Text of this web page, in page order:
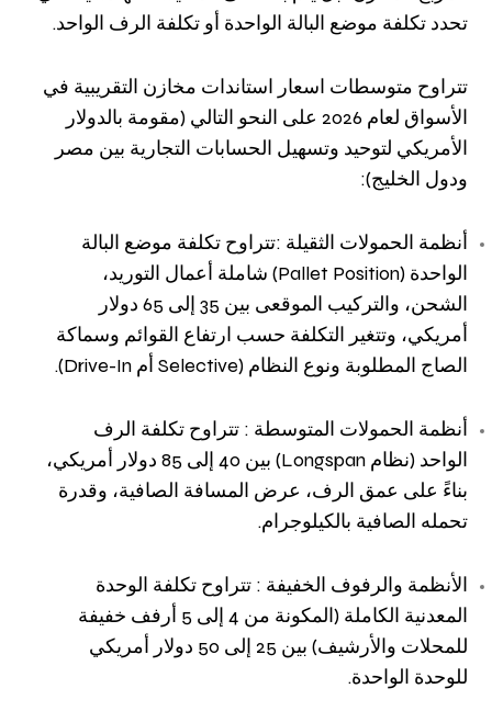
تحدد تكلفة موضع البالة الواحدة أو تكلفة الرف الواحد.
تتراوح متوسطات اسعار استاندات مخازن التقريبية في
الأسواق لعام 2026 على النحو التالي (مقومة بالدولار
الأمريكي لتوحيد وتسهيل الحسابات التجارية بين مصر
ودول الخليج):
أنظمة الحمولات الثقيلة :تتراوح تكلفة موضع البالة
الواحدة (Pallet Position) شاملة أعمال التوريد،
الشحن، والتركيب الموقعى بين 35 إلى 65 دولار
أمريكي، وتتغير التكلفة حسب ارتفاع القوائم وسماكة
الصاج المطلوبة ونوع النظام (Selective أم Drive-In).
أنظمة الحمولات المتوسطة : تتراوح تكلفة الرف
الواحد (نظام Longspan) بين 40 إلى 85 دولار أمريكي،
بناءً على عمق الرف، عرض المسافة الصافية، وقدرة
تحمله الصافية بالكيلوجرام.
الأنظمة والرفوف الخفيفة : تتراوح تكلفة الوحدة
المعدنية الكاملة (المكونة من 4 إلى 5 أرفف خفيفة
للمحلات والأرشيف) بين 25 إلى 50 دولار أمريكي
للوحدة الواحدة.